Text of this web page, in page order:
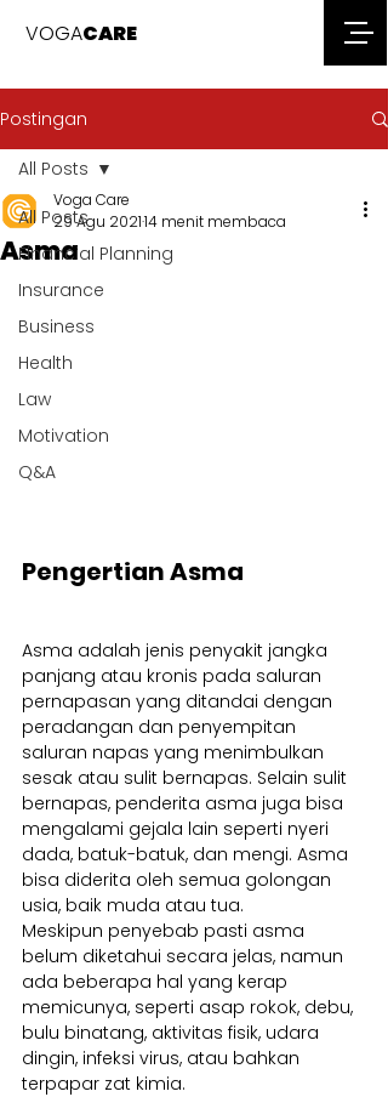
VOGACARE
Postingan
All Posts
Financial Planning
Insurance
Business
Health
Law
Motivation
Q&A
All Posts
Asma
Voga Care
29 Agu 202114 menit membaca
Pengertian Asma
Asma adalah jenis penyakit jangka
panjang atau kronis pada saluran
pernapasan yang ditandai dengan
peradangan dan penyempitan
saluran napas yang menimbulkan
sesak atau sulit bernapas. Selain sulit
bernapas, penderita asma juga bisa
mengalami gejala lain seperti nyeri
dada, batuk-batuk, dan mengi. Asma
bisa diderita oleh semua golongan
usia, baik muda atau tua.
Meskipun penyebab pasti asma
belum diketahui secara jelas, namun
ada beberapa hal yang kerap
memicunya, seperti asap rokok, debu,
bulu binatang, aktivitas fisik, udara
dingin, infeksi virus, atau bahkan
terpapar zat kimia.